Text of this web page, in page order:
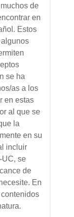
de
en
Estos
se ha
as a los
en estas
al que se
la
en su
incluir
UC, se
de
En